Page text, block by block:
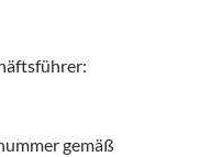
gemäß